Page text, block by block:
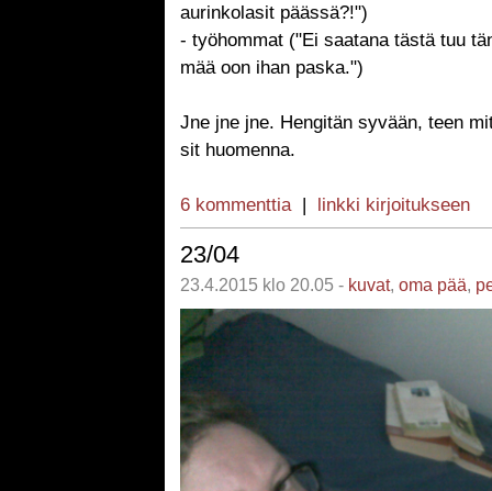
aurinkolasit päässä?!")
- työhommat ("Ei saatana tästä tuu
mää oon ihan paska.")
Jne jne jne. Hengitän syvään, teen
sit huomenna.
6 kommenttia| linkki kirjoitukseen
23/04
23.4.2015 klo 20.05 - kuvat, oma pää,